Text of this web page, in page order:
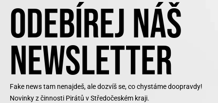
ODEBÍREJ NÁŠ
NEWSLETTER
Fake news tam nenajdeš, ale dozvíš se, co chystáme doopravdy!
Novinky z činnosti Pirátů v Středočeském kraji.